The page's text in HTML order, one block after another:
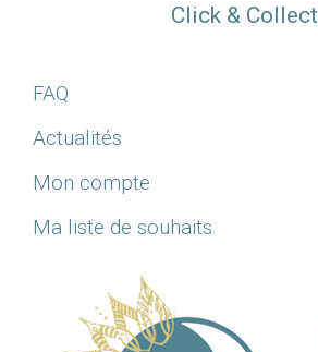
Click & Collect
FAQ
Actualités
Mon compte
Ma liste de souhaits